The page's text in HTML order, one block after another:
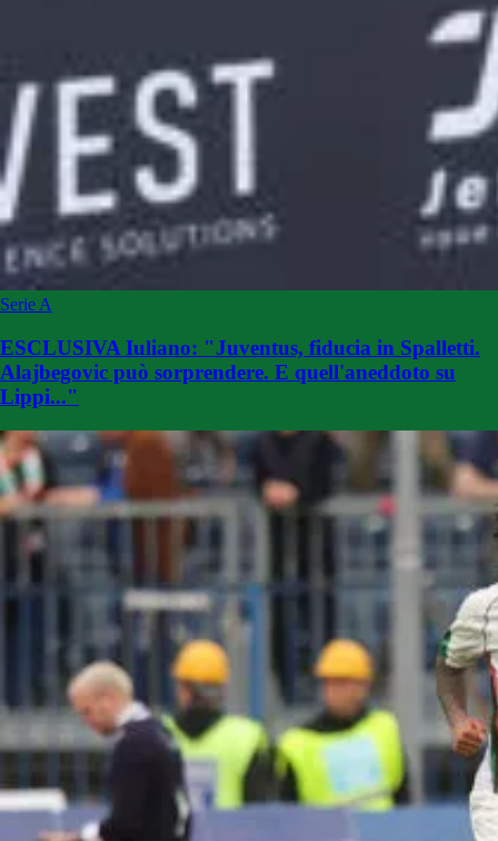
Serie A
ESCLUSIVA Iuliano: "Juventus, fiducia in Spalletti.
Alajbegovic può sorprendere. E quell'aneddoto su
Lippi..."